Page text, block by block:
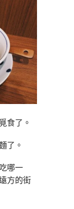
食了。
了。
哪一
方的街